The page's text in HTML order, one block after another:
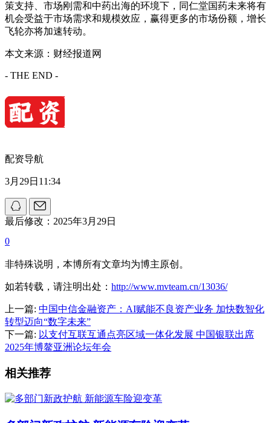
策支持、市场刚需和中药出海的环境下，同仁堂国药未来将有
机会受益于市场需求和规模效应，赢得更多的市场份额，增长
飞轮亦将加速转动。
本文来源：财经报道网
- THE END -
配资导航
3月29日11:34
最后修改：2025年3月29日
0
非特殊说明，本博所有文章均为博主原创。
如若转载，请注明出处： http://www.mvteam.cn/13036/
上一篇: 中国中信金融资产：AI赋能不良资产业务 加快数智化
转型迈向“数字未来”
下一篇: 以支付互联互通点亮区域一体化发展 中国银联出席
2025年博鳌亚洲论坛年会
相关推荐